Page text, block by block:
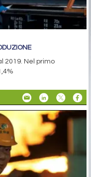
2019. Nel primo